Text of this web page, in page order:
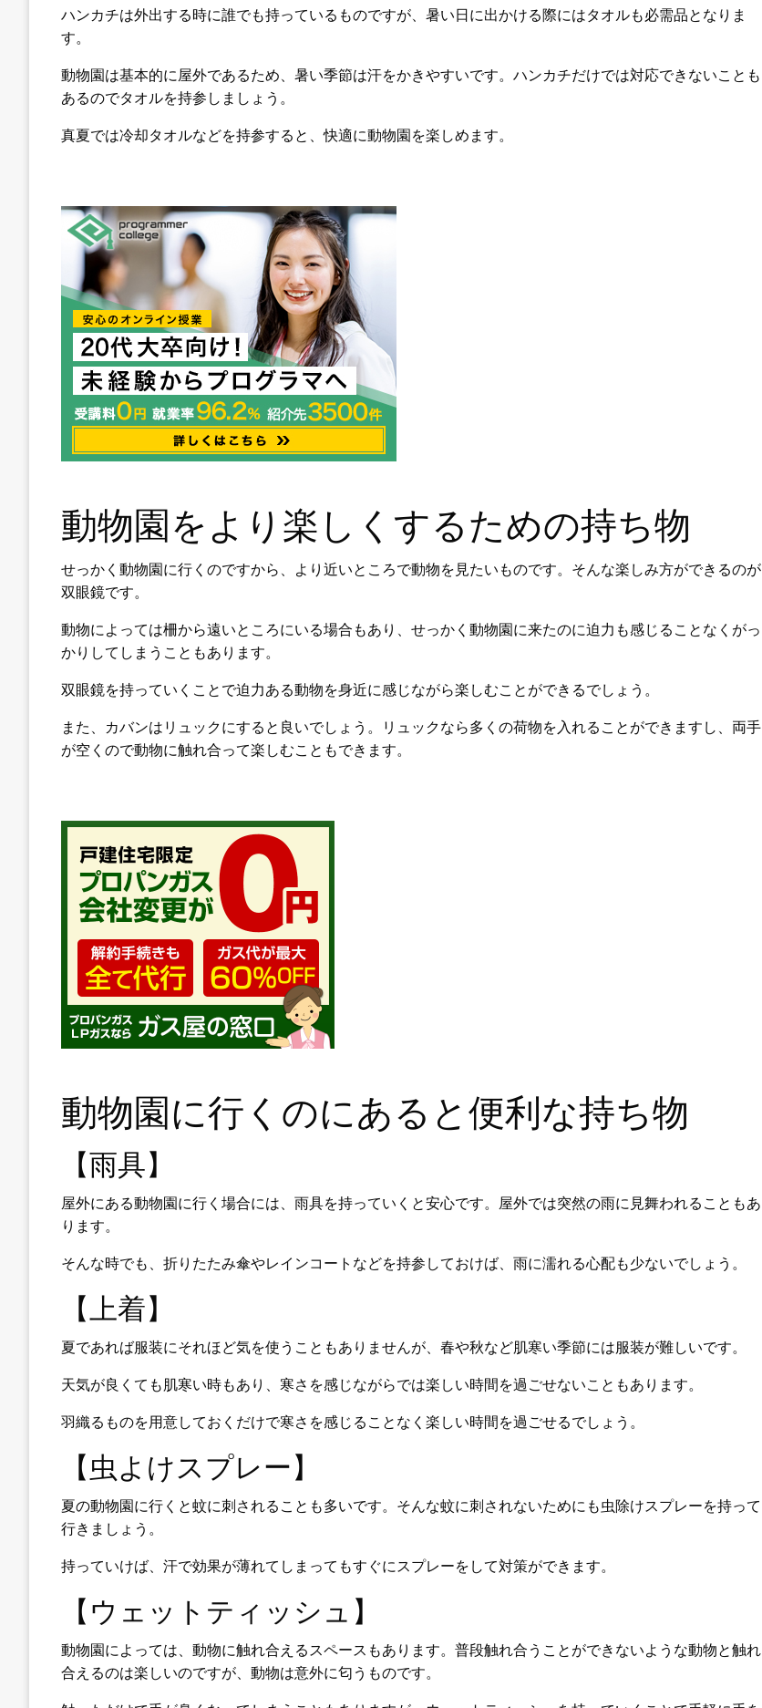
ハンカチは外出する時に誰でも持っているものですが、暑い日に出かける際にはタオルも必需品となりま
す。
動物園は基本的に屋外であるため、暑い季節は汗をかきやすいです。ハンカチだけでは対応できないことも
あるのでタオルを持参しましょう。
真夏では冷却タオルなどを持参すると、快適に動物園を楽しめます。
動物園をより楽しくするための持ち物
せっかく動物園に行くのですから、より近いところで動物を見たいものです。そんな楽しみ方ができるのが
双眼鏡です。
動物によっては柵から遠いところにいる場合もあり、せっかく動物園に来たのに迫力も感じることなくがっ
かりしてしまうこともあります。
双眼鏡を持っていくことで迫力ある動物を身近に感じながら楽しむことができるでしょう。
また、カバンはリュックにすると良いでしょう。リュックなら多くの荷物を入れることができますし、両手
が空くので動物に触れ合って楽しむこともできます。
動物園に行くのにあると便利な持ち物
【雨具】
屋外にある動物園に行く場合には、雨具を持っていくと安心です。屋外では突然の雨に見舞われることもあ
ります。
そんな時でも、折りたたみ傘やレインコートなどを持参しておけば、雨に濡れる心配も少ないでしょう。
【上着】
夏であれば服装にそれほど気を使うこともありませんが、春や秋など肌寒い季節には服装が難しいです。
天気が良くても肌寒い時もあり、寒さを感じながらでは楽しい時間を過ごせないこともあります。
羽織るものを用意しておくだけで寒さを感じることなく楽しい時間を過ごせるでしょう。
【虫よけスプレー】
夏の動物園に行くと蚊に刺されることも多いです。そんな蚊に刺されないためにも虫除けスプレーを持って
行きましょう。
持っていけば、汗で効果が薄れてしまってもすぐにスプレーをして対策ができます。
【ウェットティッシュ】
動物園によっては、動物に触れ合えるスペースもあります。普段触れ合うことができないような動物と触れ
合えるのは楽しいのですが、動物は意外に匂うものです。